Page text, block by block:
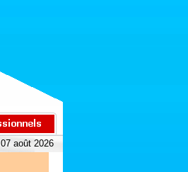
août 2026